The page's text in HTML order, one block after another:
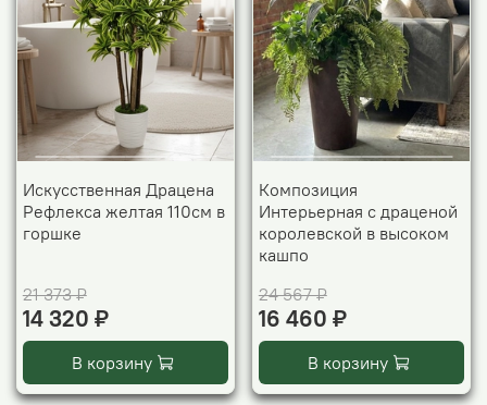
Искусственная Драцена
Рефлекса желтая 110см в
горшке
21 373 ₽
14 320 ₽
В корзину
Композиция
Интерьерная с драценой
королевской в высоком
кашпо
24 567 ₽
16 460 ₽
В корзину